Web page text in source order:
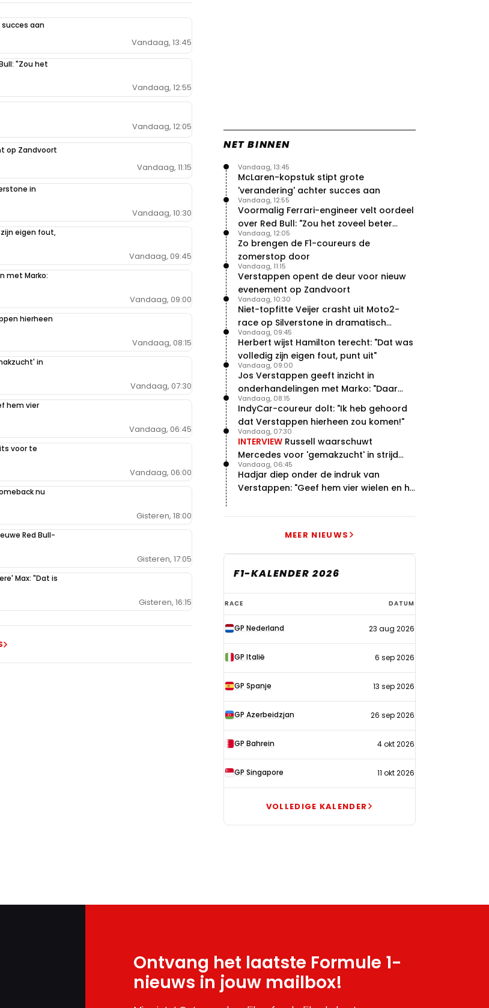
aan
Vandaag, 13:45
"Zou het
Vandaag, 12:55
Vandaag, 12:05
op Zandvoort
Vandaag, 11:15
in
Vandaag, 10:30
eigen fout,
Vandaag, 09:45
met Marko:
Vandaag, 09:00
hierheen
Vandaag, 08:15
in
Vandaag, 07:30
hem vier
Vandaag, 06:45
voor te
Vandaag, 06:00
nu
Gisteren, 18:00
Red Bull-
Gisteren, 17:05
Max: "Dat is
Gisteren, 16:15
NET BINNEN
McLaren-kopstuk stipt grote
'verandering' achter succes aan
Vandaag, 13:45
Voormalig Ferrari-engineer velt oordeel
over Red Bull: "Zou het zoveel beter
moeten doen"
Vandaag, 12:55
Zo brengen de F1-coureurs de
zomerstop door
Vandaag, 12:05
Verstappen opent de deur voor nieuw
evenement op Zandvoort
Vandaag, 11:15
Niet-topfitte Veijer crasht uit Moto2-
race op Silverstone in dramatisch
weekend
Vandaag, 10:30
Herbert wijst Hamilton terecht: "Dat was
volledig zijn eigen fout, punt uit"
Vandaag, 09:45
Jos Verstappen geeft inzicht in
onderhandelingen met Marko: "Daar
was ik erg door verrast"
Vandaag, 09:00
IndyCar-coureur dolt: "Ik heb gehoord
dat Verstappen hierheen zou komen!"
Vandaag, 08:15
INTERVIEW Russell waarschuwt
Mercedes voor 'gemakzucht' in strijd
met concurrentie
Vandaag, 07:30
Hadjar diep onder de indruk van
Verstappen: "Geef hem vier wielen en hij
Vandaag, 06:45
MEER NIEUWS
F1-KALENDER 2026
F1-
kalender
2026
RACE DATUM
GP Nederland 23 aug 2026
GP Italië 6 sep 2026
GP Spanje 13 sep 2026
GP Azerbeidzjan 26 sep 2026
GP Bahrein 4 okt 2026
GP Singapore 11 okt 2026
VOLLEDIGE KALENDER
Ontvang het laatste Formule 1-
nieuws in jouw mailbox!